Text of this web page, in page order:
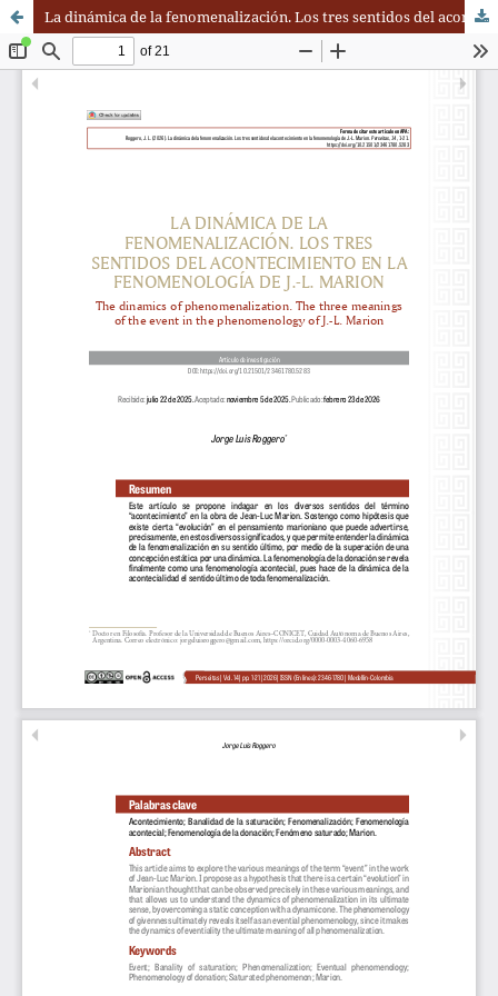
La dinámica de la fenomenalización. Los tres sentidos del acontecimiento en la fenomenología de J.-L. Marion